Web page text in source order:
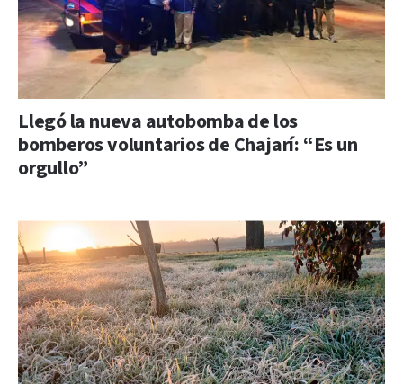
Llegó la nueva autobomba de los
bomberos voluntarios de Chajarí: “Es un
orgullo”